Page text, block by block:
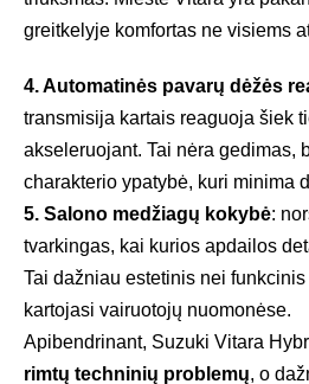
greitkelyje komfortas ne visiems
4. Automatinės pavarų dėžės
transmisija kartais reaguoja šiek
akseleruojant. Tai nėra gedimas,
charakterio ypatybė, kuri minima
5. Salono medžiagų kokybė:
tvarkingas, kai kurios apdailos
Tai dažniau estetinis nei
kartojasi vairuotojų nuomonėse.
Apibendrinant, Suzuki Vitara
rimtų techninių problemų, o